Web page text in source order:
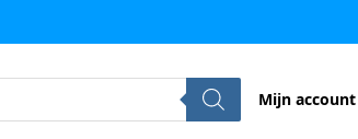
Mijn account